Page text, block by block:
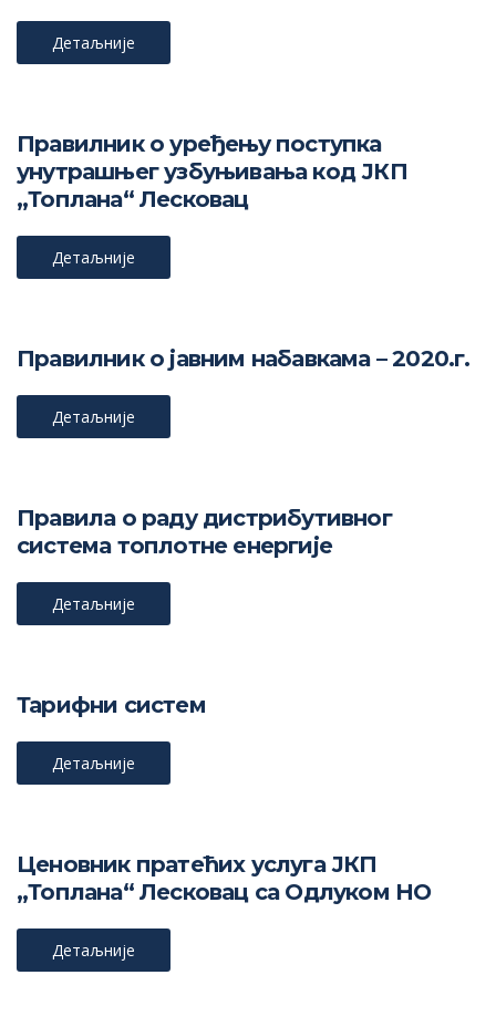
Детаљније
Правилник о уређењу поступка
унутрашњег узбуњивања код ЈКП
„Топлана“ Лесковац
Детаљније
Правилник о јавним набавкама – 2020.г.
Детаљније
Правила о раду дистрибутивног
система топлотне енергије
Детаљније
Тарифни систем
Детаљније
Ценовник пратећих услуга ЈКП
„Топлана“ Лесковац са Одлуком НО
Детаљније